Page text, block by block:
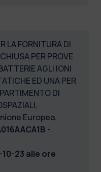
LA FORNITURA DI
PER PROVE
AGLI IONI
ED UNA PER
DI
Europea,
-
10-23 alle ore